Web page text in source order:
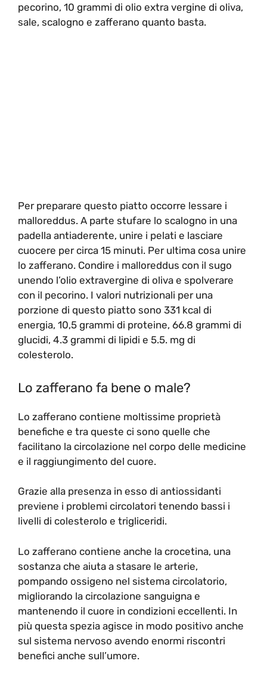
pecorino, 10 grammi di olio extra vergine di oliva,
sale, scalogno e zafferano quanto basta.
Per preparare questo piatto occorre lessare i
malloreddus. A parte stufare lo scalogno in una
padella antiaderente, unire i pelati e lasciare
cuocere per circa 15 minuti. Per ultima cosa unire
lo zafferano. Condire i malloreddus con il sugo
unendo l’olio extravergine di oliva e spolverare
con il pecorino. I valori nutrizionali per una
porzione di questo piatto sono 331 kcal di
energia, 10,5 grammi di proteine, 66.8 grammi di
glucidi, 4.3 grammi di lipidi e 5.5. mg di
colesterolo.
Lo zafferano fa bene o male?
Lo zafferano contiene moltissime proprietà
benefiche e tra queste ci sono quelle che
facilitano la circolazione nel corpo delle medicine
e il raggiungimento del cuore.
Grazie alla presenza in esso di antiossidanti
previene i problemi circolatori tenendo bassi i
livelli di colesterolo e trigliceridi.
Lo zafferano contiene anche la crocetina, una
sostanza che aiuta a stasare le arterie,
pompando ossigeno nel sistema circolatorio,
migliorando la circolazione sanguigna e
mantenendo il cuore in condizioni eccellenti. In
più questa spezia agisce in modo positivo anche
sul sistema nervoso avendo enormi riscontri
benefici anche sull’umore.